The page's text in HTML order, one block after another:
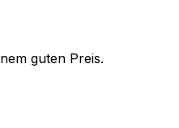
guten Preis.